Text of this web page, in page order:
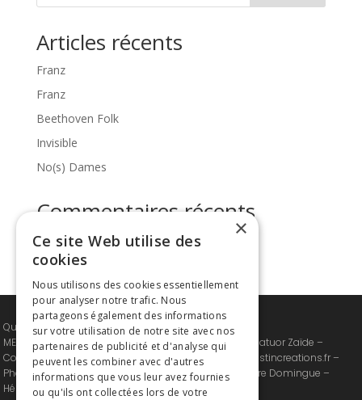
Articles récents
Franz
Franz
Beethoven Folk
Invisible
No(s) Dames
Commentaires récents
Aucun commentaire à afficher.
Quatuor Zaïde © 2024-2026 – All Rights Reserved
MENTIONS LEGALES : Site et contenus propriétés du Quatuor Zaïde –
Conception, Création et intégration : Justine Gélis /
Justincreations.fr –
Photographes : Laura Stevens, Neda Nevae, Jean-Pierre Domingue –
Hébergeur LWS
×
Ce site Web utilise des
cookies
Nous utilisons des cookies essentiellement
pour analyser notre trafic. Nous
partageons également des informations
sur votre utilisation de notre site avec nos
partenaires de publicité et d'analyse qui
peuvent les combiner avec d'autres
informations que vous leur avez fournies
ou qu'ils ont collectées lors de votre